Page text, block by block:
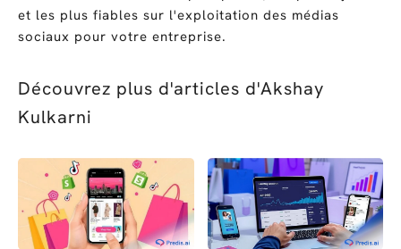
et les plus fiables sur l'exploitation des médias
sociaux pour votre entreprise.
Découvrez plus d'articles d'Akshay
Kulkarni